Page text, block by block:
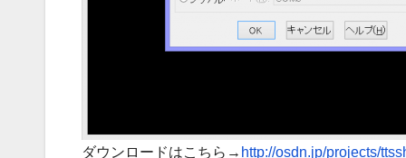
ダウンロードはこちら→ http://osdn.jp/projects/